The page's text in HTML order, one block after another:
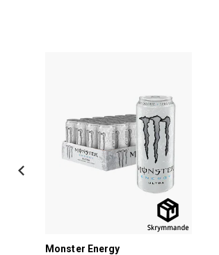
Monster Energy